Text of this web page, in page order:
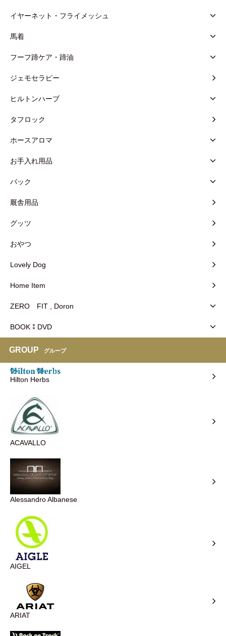
イヤーネット・フライメッシュ
馬着
フーフ蹄ケア・蹄油
ジェモセラピー
ヒルトンハーブ
タフロック
ホースアロマ
お手入れ用品
バック
厩舎用品
グッツ
おやつ
Lovely Dog
Home Item
ZERO FIT , Doron
BOOK⁑DVD
GROUP グループ
Hilton Herbs
ACAVALLO
Alessandro Albanese
AIGEL
ARIAT